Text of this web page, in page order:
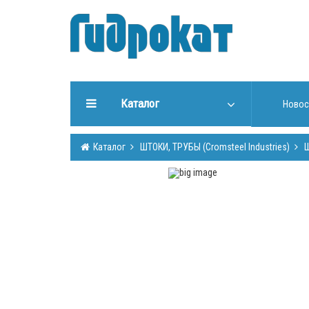
Каталог
ГИДРАВЛИЧЕСКИЕ
УПЛОТНЕНИЯ
Каталог ШТОКИ, ТРУБЫ (Cromsteel Industries)